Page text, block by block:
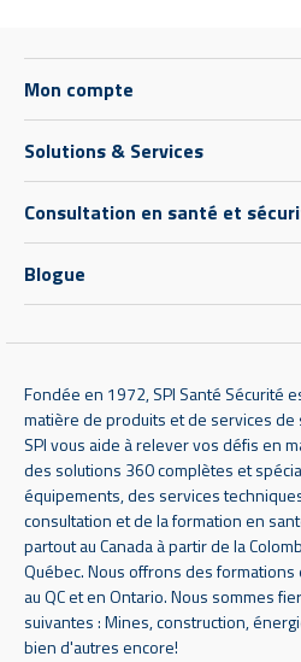
Mon compte
Solutions & Services
Consultation en santé et
Blogue
Fondée en 1972, SPI Santé Sécurité
matière de produits et de services de
SPI vous aide à relever vos défis en
des solutions 360 complètes et
équipements, des services
consultation et de la formation en
partout au Canada à partir de la
Québec. Nous offrons des
au QC et en Ontario. Nous sommes
suivantes : Mines, construction,
bien d'autres encore!